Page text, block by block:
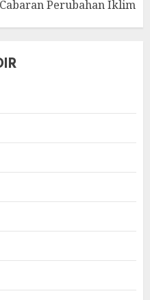
Perubahan Iklim